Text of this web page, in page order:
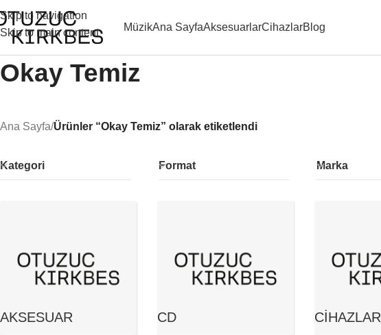
Skip to navigation
Skip to main content
MüzikAna SayfaAksesuarlarCihazlarBlog
Okay Temiz
Ana Sayfa/Ürünler “Okay Temiz” olarak etiketlendi
Kategori Format Marka
AKSESUAR CD CIHAZLAR